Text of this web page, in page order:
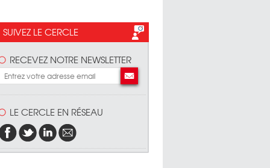
SUIVEZ LE CERCLE
RECEVEZ NOTRE NEWSLETTER
LE CERCLE EN RÉSEAU